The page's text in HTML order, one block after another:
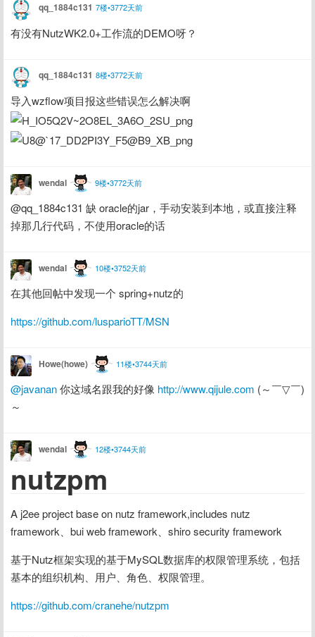
qq_1884c131 7楼•3772天前
有没有NutzWK2.0+工作流的DEMO呀？
qq_1884c131 8楼•3772天前
导入wzflow项目报这些错误怎么解决啊
wendal 9楼•3772天前
@qq_1884c131 缺 oracle的jar，手动安装到本地，或直接注释
掉那几行代码，不使用oracle的话
wendal 10楼•3752天前
在其他回帖中发现一个 spring+nutz的
https://github.com/lusparioTT/MSN
Howe(howe) 11楼•3744天前
@javanan 你这域名跟我的好像 http://www.qijule.com (～￣▽￣)
～
wendal 12楼•3744天前
nutzpm
A j2ee project base on nutz framework,includes nutz
framework、bui web framework、shiro security framework
基于Nutz框架实现的基于MySQL数据库的权限管理系统，包括
基本的组织机构、用户、角色、权限管理。
https://github.com/cranehe/nutzpm